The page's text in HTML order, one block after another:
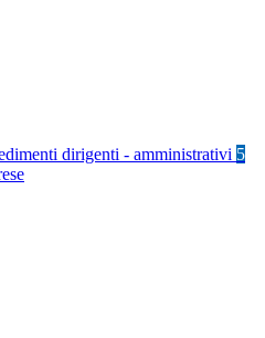
dirigenti - amministrativi 5